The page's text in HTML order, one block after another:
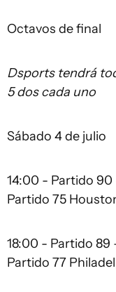
Octavos de final
Dsports tendrá
5 dos cada uno
Sábado 4 de julio
14:00 - Partido 90
Partido 75
18:00 - Partido 89
Partido 77